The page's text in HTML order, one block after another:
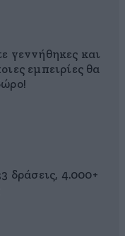
γεννήθηκες και
εμπειρίες θα
δράσεις, 4.000+